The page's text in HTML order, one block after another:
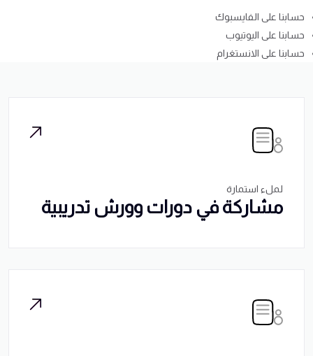
حسابنا على الفايسبوك
حسابنا على اليوتيوب
حسابنا على الانستغرام
لملء استمارة
مشاركة في دورات وورش تدريبية